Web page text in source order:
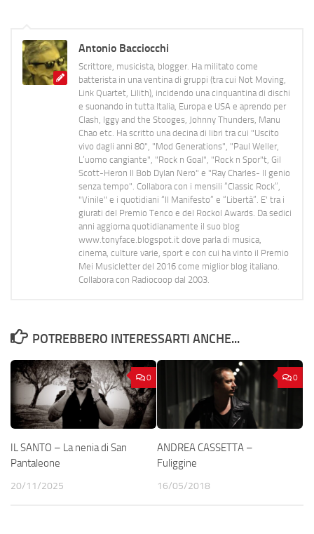
Antonio Bacciocchi
Scrittore, musicista, blogger. Ha militato come
batterista in una ventina di gruppi (tra cui Not Moving,
Link Quartet, Lilith), incidendo una cinquantina di dischi
e suonando in tutta Italia, Europa e USA e aprendo per
Clash, Iggy and the Stooges, Johnny Thunders, Manu
Chao etc. Ha scritto una decina di libri tra cui "Uscito
vivo dagli anni 80", "Mod Generations", "Paul Weller,
L’uomo cangiante", "Rock n Goal", "Rock n Spor"t, Gil
Scott-Heron Il Bob Dylan Nero" e "Ray Charles- Il genio
senza tempo". Collabora con i mensili “Classic Rock”,
"Vinile" e i quotidiani “Il Manifesto” e “Libertà”. E' tra i
giurati del Premio Tenco e del Rockol Awards. Da sedici
anni aggiorna quotidianamente il suo blog
www.tonyface.blogspot.it dove parla di musica,
cinema, culture varie, sport e con cui ha vinto il Premio
Mei Musicletter del 2016 come miglior blog italiano.
Collabora con Radiocoop dal 2003.
POTREBBERO INTERESSARTI ANCHE...
0
IL SANTO – La nenia di San
Pantaleone
20/11/2025
0
ANDREA CASSETTA –
Fuliggine
16/05/2018